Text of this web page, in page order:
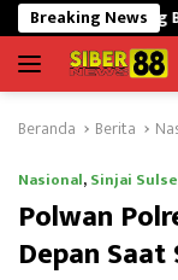
Langsung
ke
konten
Breaking News
Balongan Gelar
Beranda Berita
Nasional,Sinjai
Polwan
Depan